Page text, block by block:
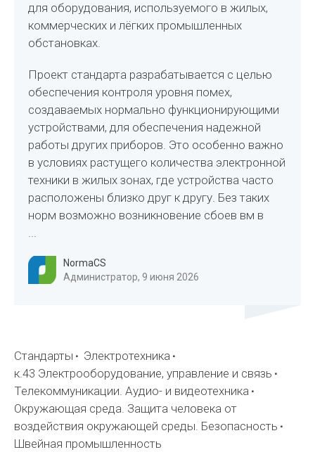
для оборудования, используемого в жилых,
коммерческих и лёгких промышленных
обстановках.
Проект стандарта разрабатывается с целью
обеспечения контроля уровня помех,
создаваемых нормально функционирующими
устройствами, для обеспечения надежной
работы других приборов. Это особенно важно
в условиях растущего количества электронной
техники в жилых зонах, где устройства часто
расположены близко друг к другу. Без таких
норм возможно возникновение сбоев вм в
...
NormaCS
Администратор, 9 июня 2026
Стандарты
Электротехника
к.43 Электрооборудование, управление и связь
Телекоммуникации. Аудио- и видеотехника
Окружающая среда. Защита человека от
воздействия окружающей среды. Безопасность
Швейная промышленность